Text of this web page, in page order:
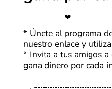
Ofertas
Más cupones de Alibaba
* Únete al programa
nuestro enlace y
* Invita a tus amigos a
gana dinero por cada